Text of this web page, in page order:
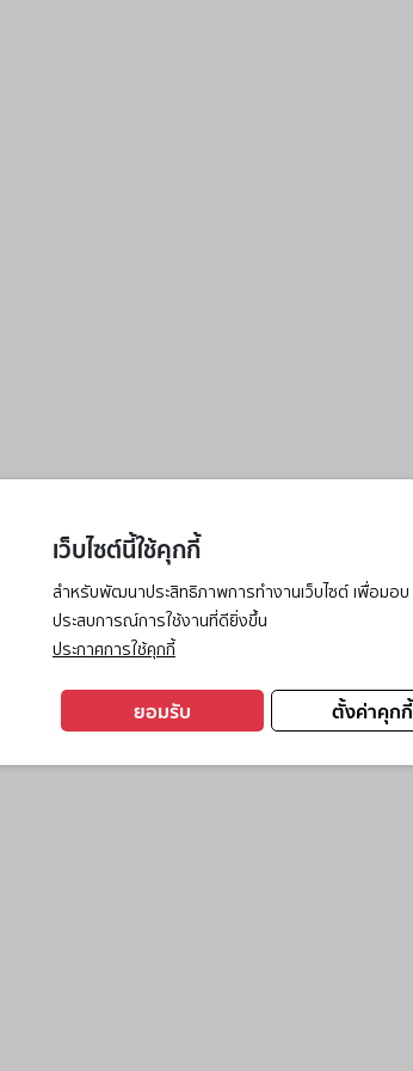
เว็บไซต์นี้ใช้คุกกี้
สำหรับพัฒนาประสิทธิภาพการทำงานเว็บไซต์ เพื่อมอบ
ประสบการณ์การใช้งานที่ดียิ่งขึ้น
ประกาศการใช้คุกกี้
ตั้งค่าคุกกี้
ยอมรับ
has occurred while loading